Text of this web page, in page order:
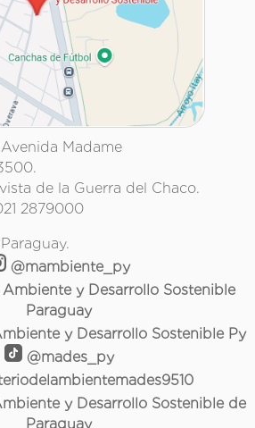
Madame
de la Guerra del Chaco.
2879000
@mambiente_py
y Desarrollo Sostenible
Paraguay
y Desarrollo Sostenible Py
@mades_py
y Desarrollo Sostenible de
Paraguay